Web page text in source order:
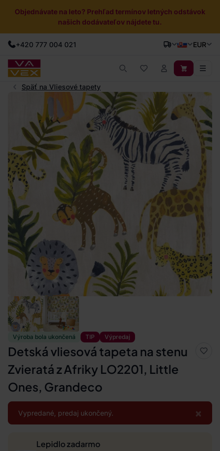
Objednávate na leto? Prehľad termínov letných odstávok
našich dodávateľov nájdete tu.
+420 777 004 021 EUR
Späť na Vliesové tapety
Výroba bola ukončená TIP Výpredaj
Detská vliesová tapeta na stenu
Zvieratá z Afriky LO2201, Little
Ones, Grandeco
×
Vypredané, predaj ukončený.
Lepidlo zadarmo